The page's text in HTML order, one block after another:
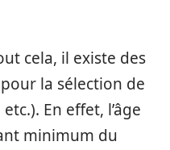
cela, il existe des
la sélection de
En effet, l’âge
minimum du